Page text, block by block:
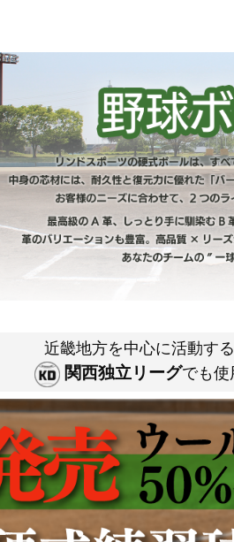
近畿地方を中心に活動す
関西独立リーグでも使